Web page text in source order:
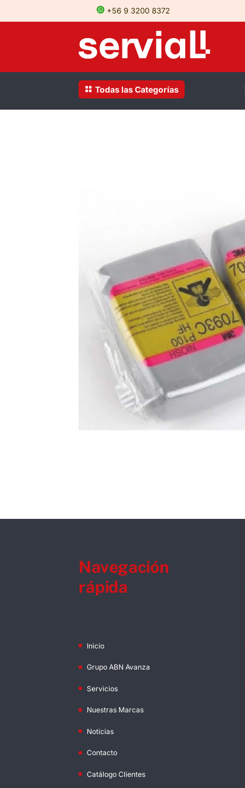
+56 9 3200 8372
Todas las Categorías
Navegación
rápida
Inicio
Grupo ABN Avanza
Servicios
Nuestras Marcas
Noticias
Contacto
Catálogo Clientes